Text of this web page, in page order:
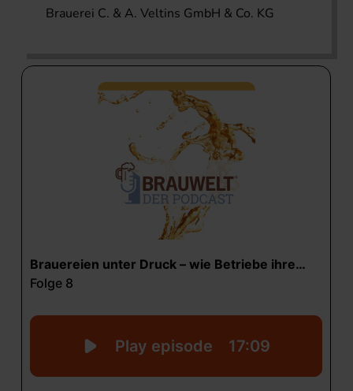
Brauerei C. & A. Veltins GmbH & Co. KG